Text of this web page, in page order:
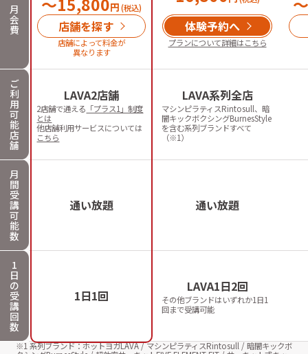
月
会
費
円(税込)
店舗を探す
店舗によって料金が
異なります
体験予約へ
プランについて詳細はこちら
ご
利
用
可
能
店
舗
LAVA2店舗
2店舗で通える 「プラス1」制度
とは
他店舗利用サービスについては
こちら
LAVA系列全店
マシンピラティスRintosull、暗
闇キックボクシングBurnesStyle
を含む系列ブランドすべて
（※1）
月
間
受
講
可
能
数
通い放題 通い放題
1
日
の
受
講
回
数
1日1回
LAVA1日2回
その他ブランドはいずれか1日1
回まで受講可能
※1 系列ブランド：ホットヨガLAVA / マシンピラティスRintosull / 暗闇キックボ